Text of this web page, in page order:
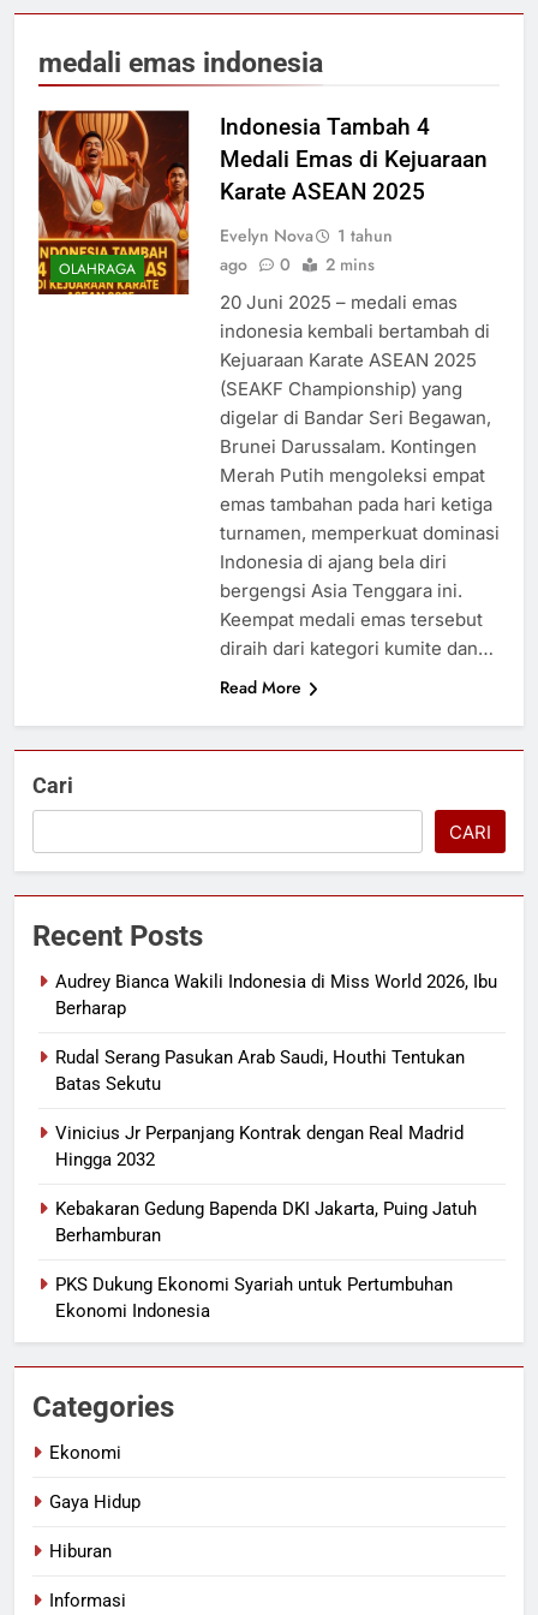
medali emas indonesia
OLAHRAGA
Indonesia Tambah 4
Medali Emas di Kejuaraan
Karate ASEAN 2025
Evelyn Nova
1 tahun
ago
0 2 mins
20 Juni 2025 – medali emas
indonesia kembali bertambah di
Kejuaraan Karate ASEAN 2025
(SEAKF Championship) yang
digelar di Bandar Seri Begawan,
Brunei Darussalam. Kontingen
Merah Putih mengoleksi empat
emas tambahan pada hari ketiga
turnamen, memperkuat dominasi
Indonesia di ajang bela diri
bergengsi Asia Tenggara ini.
Keempat medali emas tersebut
diraih dari kategori kumite dan…
Read More
Cari
CARI
Recent Posts
Audrey Bianca Wakili Indonesia di Miss World 2026, Ibu
Berharap
Rudal Serang Pasukan Arab Saudi, Houthi Tentukan
Batas Sekutu
Vinicius Jr Perpanjang Kontrak dengan Real Madrid
Hingga 2032
Kebakaran Gedung Bapenda DKI Jakarta, Puing Jatuh
Berhamburan
PKS Dukung Ekonomi Syariah untuk Pertumbuhan
Ekonomi Indonesia
Categories
Ekonomi
Gaya Hidup
Hiburan
Informasi